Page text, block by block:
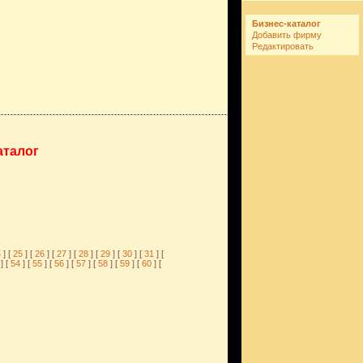
Бизнес-каталог
Добавить фирму
Редактировать
] [25 ] [26 ] [27 ] [28 ] [29 ] [30 ] [31 ] [
] [ 54 ] [ 55 ] [ 56 ] [ 57 ] [ 58 ] [ 59 ] [ 60 ] [